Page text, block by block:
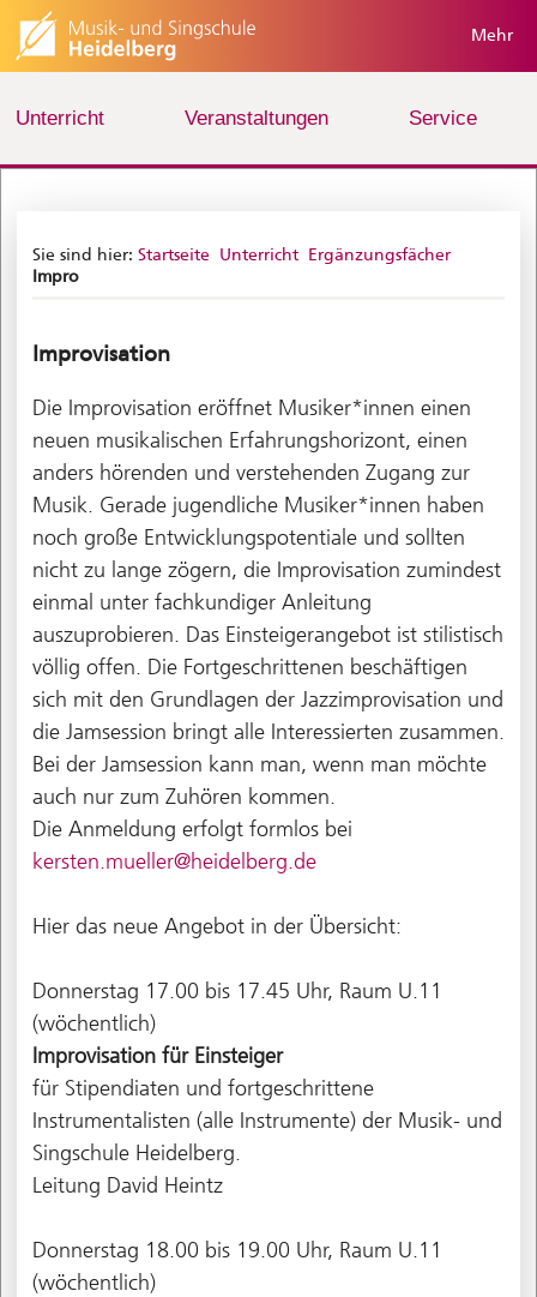
Mehr
Unterricht Veranstaltungen Service
Sie sind hier: Startseite Unterricht Ergänzungsfächer
Impro
Improvisation
Die Improvisation eröffnet Musiker*innen einen
neuen musikalischen Erfahrungshorizont, einen
anders hörenden und verstehenden Zugang zur
Musik. Gerade jugendliche Musiker*innen haben
noch große Entwicklungspotentiale und sollten
nicht zu lange zögern, die Improvisation zumindest
einmal unter fachkundiger Anleitung
auszuprobieren. Das Einsteigerangebot ist stilistisch
völlig offen. Die Fortgeschrittenen beschäftigen
sich mit den Grundlagen der Jazzimprovisation und
die Jamsession bringt alle Interessierten zusammen.
Bei der Jamsession kann man, wenn man möchte
auch nur zum Zuhören kommen.
Die Anmeldung erfolgt formlos bei
kersten.mueller@heidelberg.de
Hier das neue Angebot in der Übersicht:
Donnerstag 17.00 bis 17.45 Uhr, Raum U.11
(wöchentlich)
Improvisation für Einsteiger
für Stipendiaten und fortgeschrittene
Instrumentalisten (alle Instrumente) der Musik- und
Singschule Heidelberg.
Leitung David Heintz
Donnerstag 18.00 bis 19.00 Uhr, Raum U.11
(wöchentlich)